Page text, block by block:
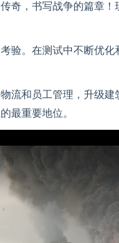
奇，书写战争的篇章
验。在测试中不断优
流和员工管理，升级
最重要地位。